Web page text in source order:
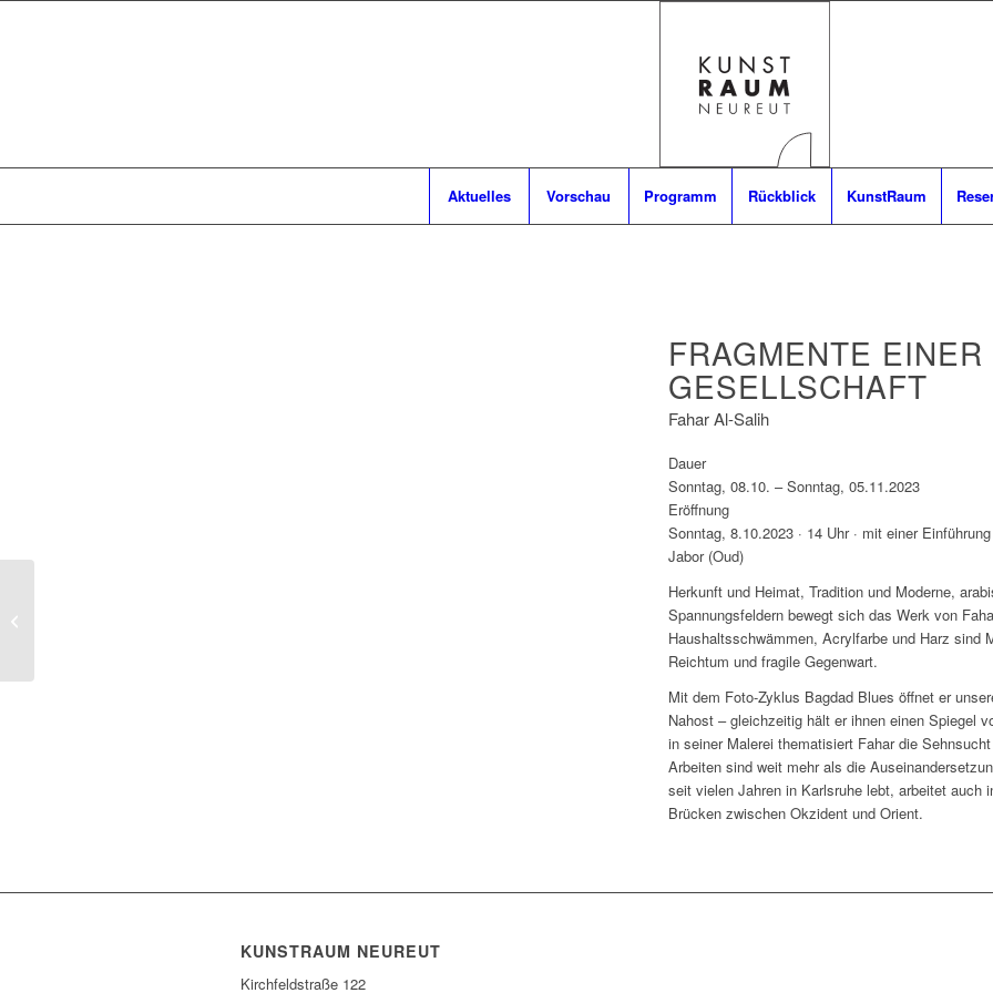
Aktuelles Vorschau Programm Rückblick KunstRaum
FRAGMENTE EINER
GESELLSCHAFT
Fahar Al-Salih
Dauer
Sonntag, 08.10. – Sonntag, 05.11.2023
Eröffnung
Sonntag, 8.10.2023 · 14 Uhr · mit einer
Jabor (Oud)
Herkunft und Heimat, Tradition und Moderne,
Spannungsfeldern bewegt sich das Werk von
Haushaltsschwämmen, Acrylfarbe und Harz sind
Reichtum und fragile Gegenwart.
Mit dem Foto-Zyklus Bagdad Blues öffnet er
Nahost – gleichzeitig hält er ihnen einen Spiegel
in seiner Malerei thematisiert Fahar die
Arbeiten sind weit mehr als die
seit vielen Jahren in Karlsruhe lebt, arbeitet auch
Brücken zwischen Okzident und Orient.
KUNSTRAUM NEUREUT
Kirchfeldstraße 122